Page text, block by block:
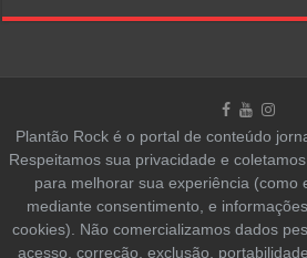
Plantão Rock é o portal de conteúdo
Respeitamos sua privacidade e
para melhorar sua experiência (como
mediante consentimento, e
cookies). Não comercializamos dados
acesso, correção, exclusão,